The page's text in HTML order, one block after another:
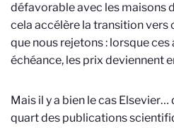
défavorable avec les maisons
cela accélère la transition vers
que nous rejetons : lorsque
échéance, les prix deviennent
Mais il y a bien le cas
quart des publications